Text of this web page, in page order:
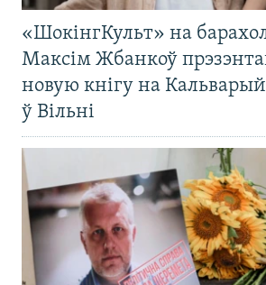
«ШокінгКульт» на
Максім Жбанкоў
новую кнігу на
ў Вільні